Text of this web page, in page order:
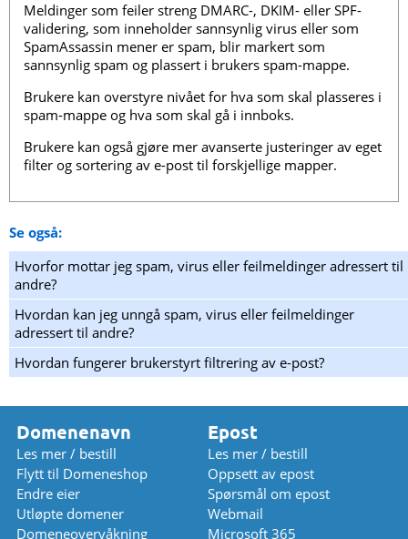
Meldinger som feiler streng DMARC-, DKIM- eller SPF-
validering, som inneholder sannsynlig virus eller som
SpamAssassin mener er spam, blir markert som
sannsynlig spam og plassert i brukers spam-mappe.
Brukere kan overstyre nivået for hva som skal plasseres i
spam-mappe og hva som skal gå i innboks.
Brukere kan også gjøre mer avanserte justeringer av eget
filter og sortering av e-post til forskjellige mapper.
Se også:
Hvorfor mottar jeg spam, virus eller feilmeldinger adressert til
andre?
Hvordan kan jeg unngå spam, virus eller feilmeldinger
adressert til andre?
Hvordan fungerer brukerstyrt filtrering av e-post?
Domenenavn
Les mer / bestill
Flytt til Domeneshop
Endre eier
Utløpte domener
Domeneovervåkning
Epost
Les mer / bestill
Oppsett av epost
Spørsmål om epost
Webmail
Microsoft 365